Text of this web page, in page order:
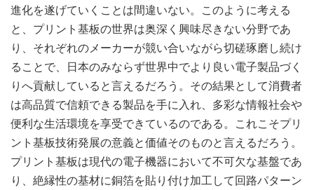
進化を遂げていくことは間違いない。このように考える
と、プリント基板の世界は奥深く興味尽きない分野であ
り、それぞれのメーカーが競い合いながら切磋琢磨し続け
ることで、日本のみならず世界中でより良い電子製品づく
りへ貢献していると言えるだろう。その結果として消費者
は高品質で信頼できる製品を手に入れ、多彩な情報社会や
便利な生活環境を享受できているのである。これこそプリ
ント基板技術発展の意義と価値そのものと言えるだろう。
プリント基板は現代の電子機器において不可欠な基盤であ
り、絶縁性の基材に銅箔を貼り付け加工して回路パターン